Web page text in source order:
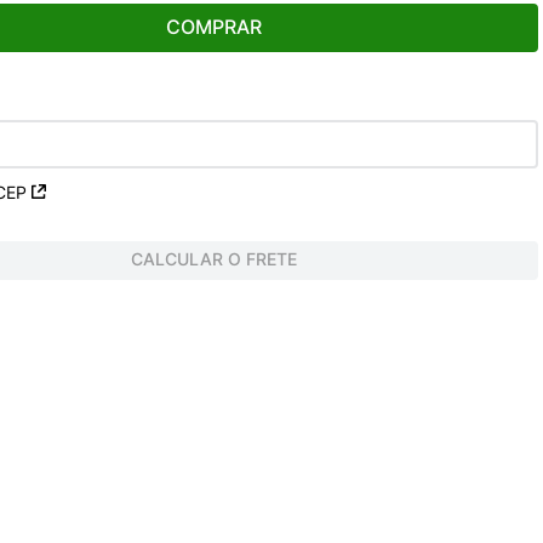
COMPRAR
CALCULAR O FRETE